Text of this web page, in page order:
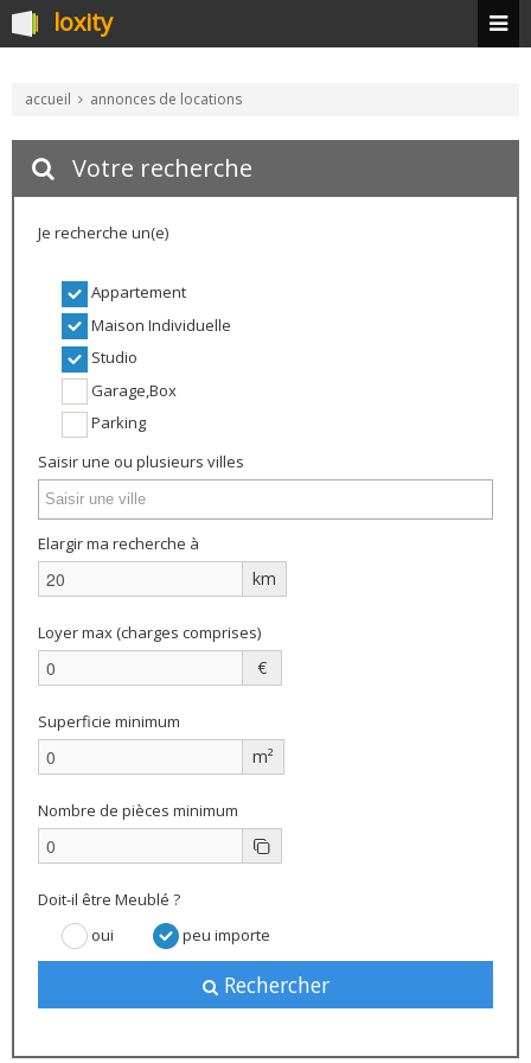
loxity
accueil annonces de locations
Votre recherche
Je recherche un(e)
Appartement
Maison Individuelle
Studio
Garage,Box
Parking
Saisir une ou plusieurs villes
Elargir ma recherche à
km
Loyer max (charges comprises)
€
Superficie minimum
m²
Nombre de pièces minimum
Doit-il être Meublé ?
oui
peu importe
Rechercher